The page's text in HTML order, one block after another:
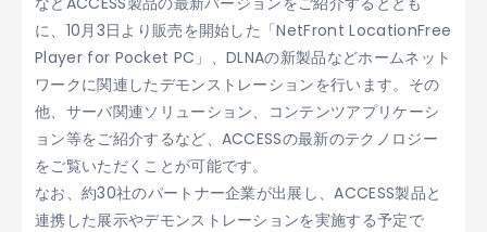
に、10月3日より販売を開始した「NetFront LocationFree
Player for Pocket PC」、DLNAの新製品などホームネット
ワークに関連したデモンストレーションを行います。その
他、サーバ関連ソリューション、コンテンツアプリケーシ
ョン等をご紹介するなど、ACCESSの最新のテクノロジー
をご覧いただくことが可能です。
なお、約30社のパートナー企業が出展し、ACCESS製品と
連携した展示やデモンストレーションを実施する予定で